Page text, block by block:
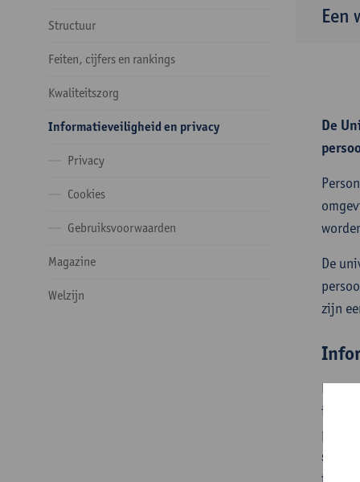
Een
Structuur
Feiten, cijfers en rankings
Kwaliteitszorg
Informatieveiligheid en privacy
Privacy
Cookies
Gebruiksvoorwaarden
Magazine
Welzijn
De
De
zijn
De